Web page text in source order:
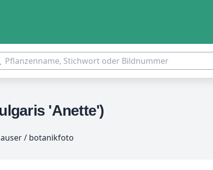
'Anette')
/ botanikfoto